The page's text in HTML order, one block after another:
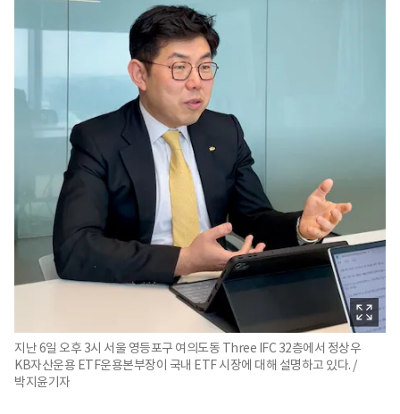
지난 6일 오후 3시 서울 영등포구 여의도동 Three IFC 32층에서 정상우
KB자산운용 ETF운용본부장이 국내 ETF 시장에 대해 설명하고 있다. /
박지윤기자